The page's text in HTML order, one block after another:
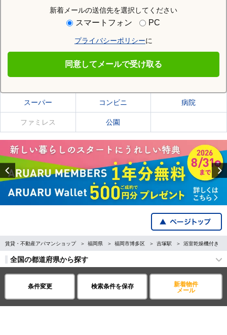
条件変更 検索条件を保存
新着物件
メール
新着メールの送信先を選択してください
スマートフォン PC
プライバシーポリシーに
同意してメールで受け取る
住む街研究所で吉塚駅の情報を見る
吉塚駅の施設一覧
スーパー コンビニ 病院
ファミレス 公園
Previous
賃貸・不動産アパマンショップ 福岡県 福岡市博多区 吉塚駅 浴室乾燥機付き
全国の都道府県から探す
企業・IR情報 サイトポリシー
プライバシーポリシー 運営会社について